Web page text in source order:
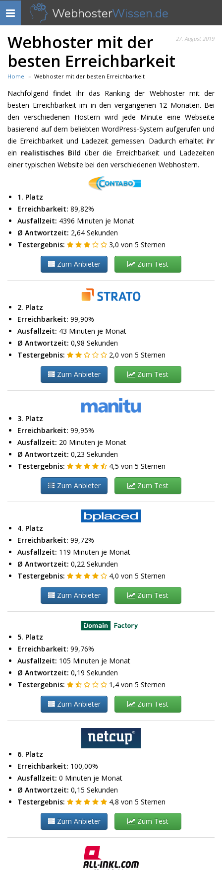
Navigation
anzeigen
WebhosterWissen.de
27. August 2019
Webhoster mit der
besten Erreichbarkeit
Home Webhoster mit der besten Erreichbarkeit
Nachfolgend findet ihr das Ranking der Webhoster mit der
besten Erreichbarkeit im in den vergangenen 12 Monaten. Bei
den verschiedenen Hostern wird jede Minute eine Webseite
basierend auf dem beliebten WordPress-System aufgerufen und
die Erreichbarkeit und Ladezeit gemessen. Dadurch erhaltet ihr
ein realistisches Bild über die Erreichbarkeit und Ladezeiten
einer typischen Website bei den verschiedenen Webhostern.
1. Platz
Erreichbarkeit: 89,82%
Ausfallzeit: 4396 Minuten je Monat
Ø Antwortzeit: 2,64 Sekunden
Testergebnis:
3,0 von 5 Sternen
Zum Anbieter Zum Test
2. Platz
Erreichbarkeit: 99,90%
Ausfallzeit: 43 Minuten je Monat
Ø Antwortzeit: 0,98 Sekunden
Testergebnis:
2,0 von 5 Sternen
Zum Anbieter Zum Test
3. Platz
Erreichbarkeit: 99,95%
Ausfallzeit: 20 Minuten je Monat
Ø Antwortzeit: 0,23 Sekunden
Testergebnis:
4,5 von 5 Sternen
Zum Anbieter Zum Test
4. Platz
Erreichbarkeit: 99,72%
Ausfallzeit: 119 Minuten je Monat
Ø Antwortzeit: 0,22 Sekunden
Testergebnis:
4,0 von 5 Sternen
Zum Anbieter Zum Test
5. Platz
Erreichbarkeit: 99,76%
Ausfallzeit: 105 Minuten je Monat
Ø Antwortzeit: 0,19 Sekunden
Testergebnis:
1,4 von 5 Sternen
Zum Anbieter Zum Test
6. Platz
Erreichbarkeit: 100,00%
Ausfallzeit: 0 Minuten je Monat
Ø Antwortzeit: 0,15 Sekunden
Testergebnis:
4,8 von 5 Sternen
Zum Anbieter Zum Test